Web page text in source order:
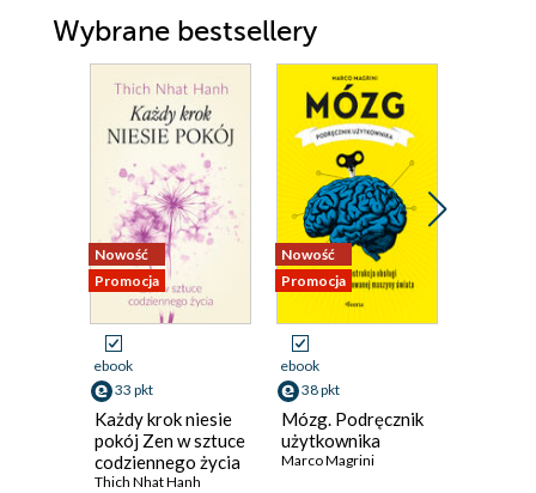
Wybrane bestsellery
Nowość
Promocja
ebook
33 pkt
Każdy krok niesie
pokój Zen w sztuce
codziennego życia
Thich Nhat Hanh
Nowość
Promocja
ebook
38 pkt
Mózg. Podręcznik
użytkownika
Marco Magrini